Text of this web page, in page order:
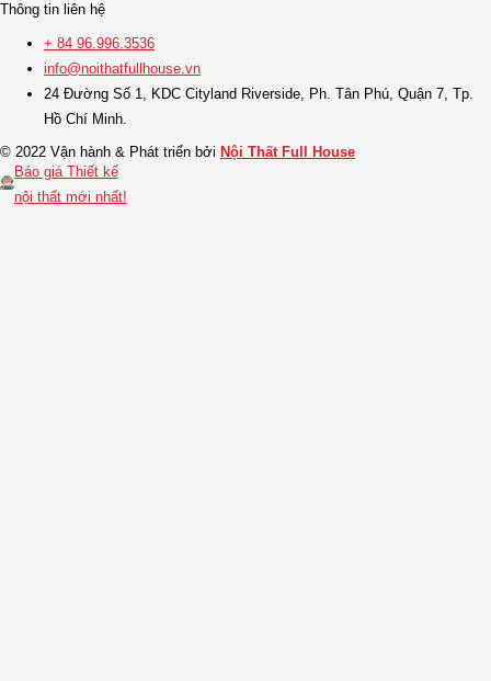
Thông tin liên hệ
+ 84 96.996.3536
info@noithatfullhouse.vn
24 Đường Số 1, KDC Cityland Riverside, Ph. Tân Phú, Quận 7, Tp.
Hồ Chí Minh.
© 2022 Vận hành & Phát triển bởi Nội Thất Full House
Báo giá Thiết kế
nội thất mới nhất!